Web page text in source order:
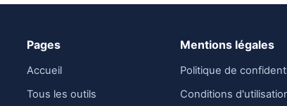
Pages
Accueil
Tous les outils
Mentions légales
Politique de
Conditions